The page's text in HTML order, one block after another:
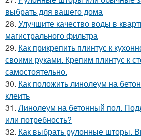
выбрать для вашего дома
28. Улучшите качество воды в
магистрального фильтра
29. Как прикрепить плинтус к
своими руками. Крепим плинтус к
самостоятельно.
30. Как положить линолеум на
клеить
31. Линолеум на бетонный пол.
или потребность?
32. Как выбрать рулонные шторы.